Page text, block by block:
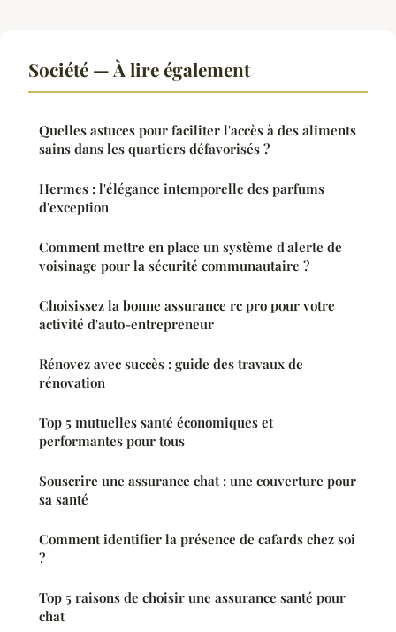
Société — À lire également
Quelles astuces pour faciliter l'accès à des aliments
sains dans les quartiers défavorisés ?
Hermes : l'élégance intemporelle des parfums
d'exception
Comment mettre en place un système d'alerte de
voisinage pour la sécurité communautaire ?
Choisissez la bonne assurance rc pro pour votre
activité d'auto-entrepreneur
Rénovez avec succès : guide des travaux de
rénovation
Top 5 mutuelles santé économiques et
performantes pour tous
Souscrire une assurance chat : une couverture pour
sa santé
Comment identifier la présence de cafards chez soi
?
Top 5 raisons de choisir une assurance santé pour
chat